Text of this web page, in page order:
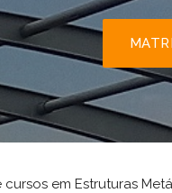
cursos em Estruturas